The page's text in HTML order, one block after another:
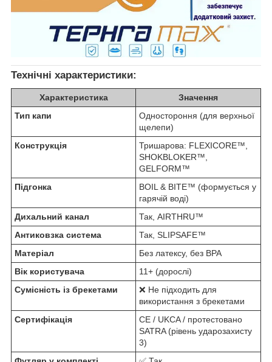
Технічні характеристики:
Характеристика
Значення
Тип капи
Одностороння (для верхньої
щелепи)
Конструкція
Тришарова: FLEXICORE™,
SHOKBLOKER™,
GELFORM™
Підгонка
BOIL & BITE™ (формується у
гарячій воді)
Дихальний канал
Так, AIRTHRU™
Антиковзка система
Так, SLIPSAFE™
Матеріал
Без латексу, без BPA
Вік користувача
11+ (дорослі)
Сумісність із брекетами
❌ Не підходить для
використання з брекетами
Сертифікація
CE / UKCA / протестовано
SATRA (рівень ударозахисту
3)